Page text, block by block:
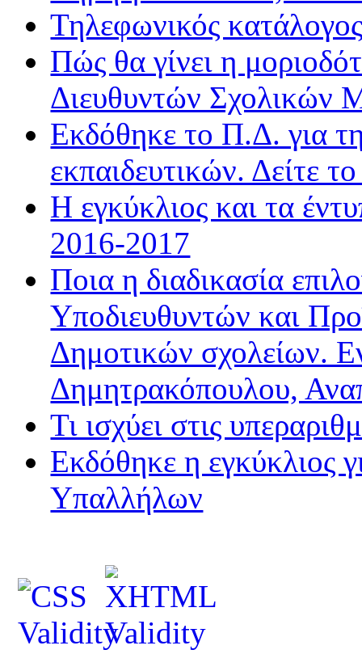
Τηλεφωνικός
Πώς θα γίνει η
Διευθυντών Σχολικών
Εκδόθηκε το Π.Δ. για
εκπαιδευτικών. Δείτε
Η εγκύκλιος και τα
2016-2017
Ποια η διαδικασία
Υποδιευθυντών και
Δημοτικών σχολείων.
Δημητρακόπουλου,
Τι ισχύει στις
Εκδόθηκε η εγκύκλιος
Υπαλλήλων